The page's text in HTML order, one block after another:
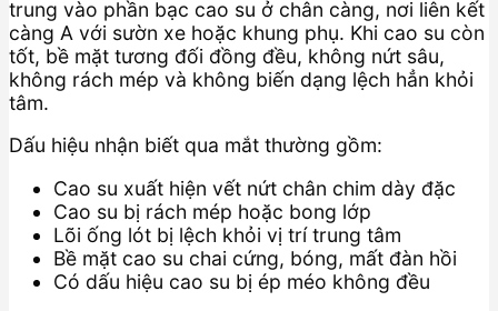
trung vào phần bạc cao su ở chân càng, nơi liên kết
càng A với sườn xe hoặc khung phụ. Khi cao su còn
tốt, bề mặt tương đối đồng đều, không nứt sâu,
không rách mép và không biến dạng lệch hẳn khỏi
tâm.
Dấu hiệu nhận biết qua mắt thường gồm:
Cao su xuất hiện vết nứt chân chim dày đặc
Cao su bị rách mép hoặc bong lớp
Lõi ống lót bị lệch khỏi vị trí trung tâm
Bề mặt cao su chai cứng, bóng, mất đàn hồi
Có dấu hiệu cao su bị ép méo không đều